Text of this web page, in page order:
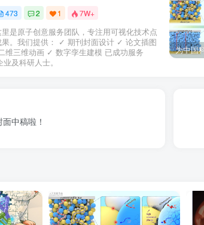
473 2 1 7W+
是原子创意服务团队，专注用可视化技术点
果。我们提供： ✓ 期刊封面设计 ✓ 论文插图
维三维动画 ✓ 数字孪生建模 已成功服务
业及科研人士。
中稿啦！